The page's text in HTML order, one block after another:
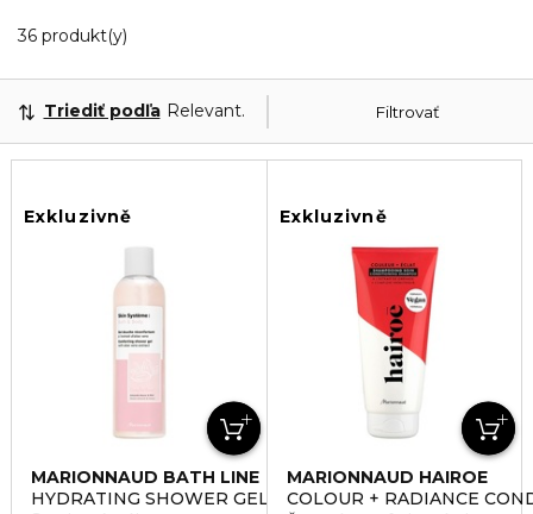
36 produkt(y)
Filtrovať
Triediť podľa Relevantnosť
Exkluzivně
MARIONNAUD BATH LINE
HYDRATING SHOWER GEL COMFORTING
Exkluzivně
MARIONNAUD HAIROE
COLOUR + RADIANCE